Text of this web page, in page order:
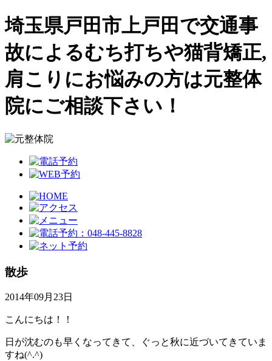
埼玉県戸田市上戸田で交通事
故によるむち打ちや猫背矯正,
肩こりにお悩みの方は元整体
院にご相談下さい！
散歩
2014年09月23日
こんにちは！！
日が沈むのも早くなってきて、ぐっと秋に近づいてきていま
すね(^.^)